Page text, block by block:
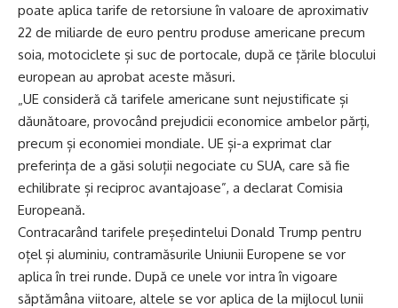
poate aplica tarife de retorsiune în valoare de aproximativ
22 de miliarde de euro pentru produse americane precum
soia, motociclete și suc de portocale, după ce țările blocului
european au aprobat aceste măsuri.
„UE consideră că tarifele americane sunt nejustificate și
dăunătoare, provocând prejudicii economice ambelor părți,
precum și economiei mondiale. UE și-a exprimat clar
preferința de a găsi soluții negociate cu SUA, care să fie
echilibrate și reciproc avantajoase”, a declarat Comisia
Europeană.
Contracarând tarifele președintelui Donald Trump pentru
oțel și aluminiu, contramăsurile Uniunii Europene se vor
aplica în trei runde. După ce unele vor intra în vigoare
săptămâna viitoare, altele se vor aplica de la mijlocul lunii